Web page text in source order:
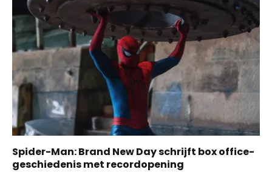
Spider-Man: Brand New Day schrijft box office-
geschiedenis met recordopening